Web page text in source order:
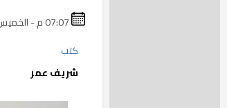
كتب
شريف عمر